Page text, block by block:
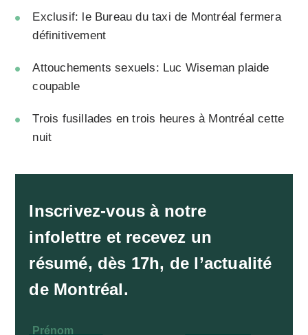
Exclusif: le Bureau du taxi de Montréal fermera
définitivement
Attouchements sexuels: Luc Wiseman plaide
coupable
Trois fusillades en trois heures à Montréal cette
nuit
Inscrivez-vous à notre
infolettre et recevez un
résumé, dès 17h, de l’actualité
de Montréal.